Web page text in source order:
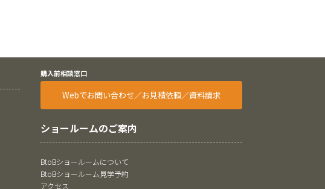
購入前相談窓口
Webでお問い合わせ／お見積依頼／資料請求
ショールームのご案内
BtoBショールームについて
BtoBショールーム見学予約
アクセス